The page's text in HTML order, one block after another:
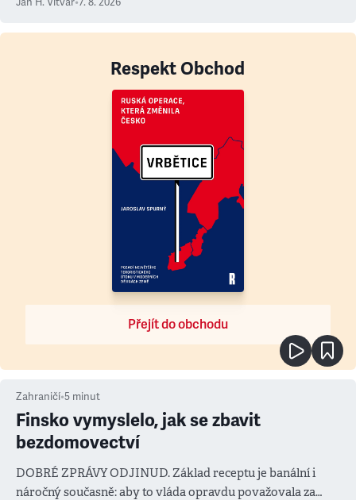
Respekt Obchod
Přejít do obchodu
Zahraničí•5 minut
Finsko vymyslelo, jak se zbavit
bezdomovectví
DOBRÉ ZPRÁVY ODJINUD. Základ receptu je banální i
náročný současně: aby to vláda opravdu považovala za